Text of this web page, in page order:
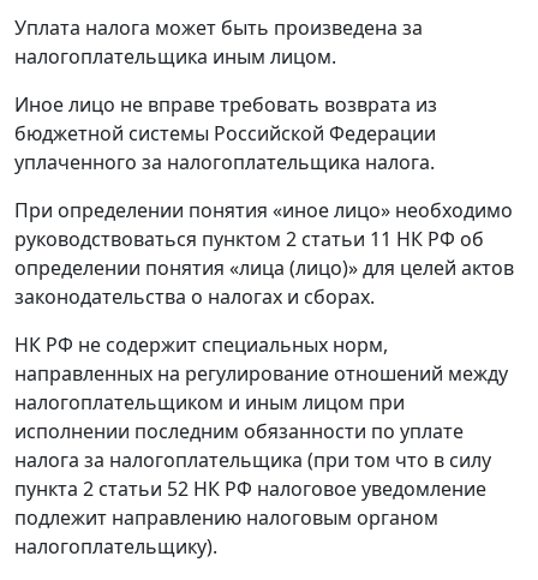
Уплата налога может быть произведена за
налогоплательщика иным лицом.
Иное лицо не вправе требовать возврата из
бюджетной системы Российской Федерации
уплаченного за налогоплательщика налога.
При определении понятия «иное лицо» необходимо
руководствоваться пунктом 2 статьи 11 НК РФ об
определении понятия «лица (лицо)» для целей актов
законодательства о налогах и сборах.
НК РФ не содержит специальных норм,
направленных на регулирование отношений между
налогоплательщиком и иным лицом при
исполнении последним обязанности по уплате
налога за налогоплательщика (при том что в силу
пункта 2 статьи 52 НК РФ налоговое уведомление
подлежит направлению налоговым органом
налогоплательщику).